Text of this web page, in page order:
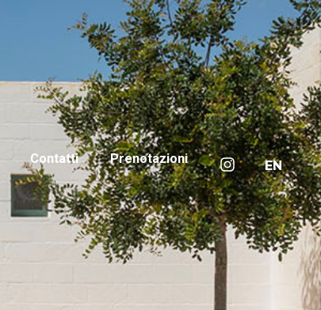
Contatti Prenotazioni EN